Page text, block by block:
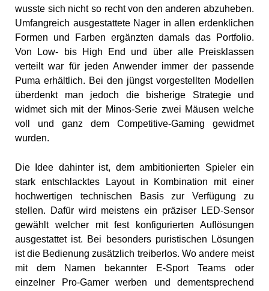
wusste sich nicht so recht von den anderen abzuheben.
Umfangreich ausgestattete Nager in allen erdenklichen
Formen und Farben ergänzten damals das Portfolio.
Von Low- bis High End und über alle Preisklassen
verteilt war für jeden Anwender immer der passende
Puma erhältlich. Bei den jüngst vorgestellten Modellen
überdenkt man jedoch die bisherige Strategie und
widmet sich mit der Minos-Serie zwei Mäusen welche
voll und ganz dem Competitive-Gaming gewidmet
wurden.
Die Idee dahinter ist, dem ambitionierten Spieler ein
stark entschlacktes Layout in Kombination mit einer
hochwertigen technischen Basis zur Verfügung zu
stellen. Dafür wird meistens ein präziser LED-Sensor
gewählt welcher mit fest konfigurierten Auflösungen
ausgestattet ist. Bei besonders puristischen Lösungen
ist die Bedienung zusätzlich treiberlos. Wo andere meist
mit dem Namen bekannter E-Sport Teams oder
einzelner Pro-Gamer werben und dementsprechend